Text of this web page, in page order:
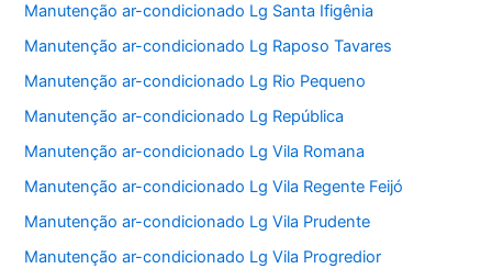
Manutenção ar-condicionado Lg Santa Ifigênia
Manutenção ar-condicionado Lg Raposo Tavares
Manutenção ar-condicionado Lg Rio Pequeno
Manutenção ar-condicionado Lg República
Manutenção ar-condicionado Lg Vila Romana
Manutenção ar-condicionado Lg Vila Regente Feijó
Manutenção ar-condicionado Lg Vila Prudente
Manutenção ar-condicionado Lg Vila Progredior